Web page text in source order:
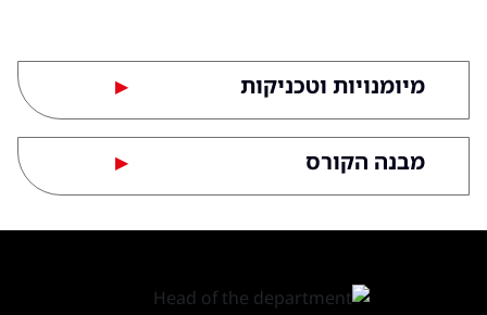
מיומנויות וטכניקות ▶
מבנה הקורס ▶